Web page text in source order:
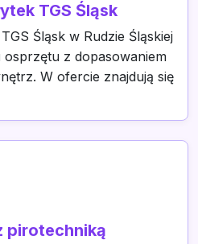
TGS Śląsk
Śląsk w Rudzie Śląskiej
osprzętu z dopasowaniem
W ofercie znajdują się
pirotechniką